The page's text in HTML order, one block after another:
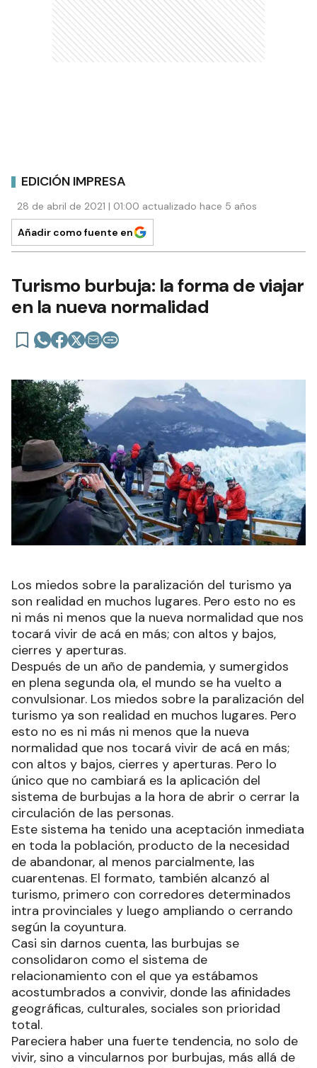
EDICIÓN IMPRESA
28 de abril de 2021 | 01:00 actualizado hace 5 años
Añadir como fuente en
Turismo burbuja: la forma de viajar
en la nueva normalidad
Los miedos sobre la paralización del turismo ya
son realidad en muchos lugares. Pero esto no es
ni más ni menos que la nueva normalidad que nos
tocará vivir de acá en más; con altos y bajos,
cierres y aperturas.
Después de un año de pandemia, y sumergidos
en plena segunda ola, el mundo se ha vuelto a
convulsionar. Los miedos sobre la paralización del
turismo ya son realidad en muchos lugares. Pero
esto no es ni más ni menos que la nueva
normalidad que nos tocará vivir de acá en más;
con altos y bajos, cierres y aperturas. Pero lo
único que no cambiará es la aplicación del
sistema de burbujas a la hora de abrir o cerrar la
circulación de las personas.
Este sistema ha tenido una aceptación inmediata
en toda la población, producto de la necesidad
de abandonar, al menos parcialmente, las
cuarentenas. El formato, también alcanzó al
turismo, primero con corredores determinados
intra provinciales y luego ampliando o cerrando
según la coyuntura.
Casi sin darnos cuenta, las burbujas se
consolidaron como el sistema de
relacionamiento con el que ya estábamos
acostumbrados a convivir, donde las afinidades
geográficas, culturales, sociales son prioridad
total.
Pareciera haber una fuerte tendencia, no solo de
vivir, sino a vincularnos por burbujas, más allá de